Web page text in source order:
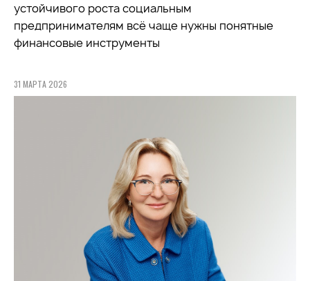
устойчивого роста социальным
предпринимателям всё чаще нужны понятные
финансовые инструменты
31 МАРТА 2026